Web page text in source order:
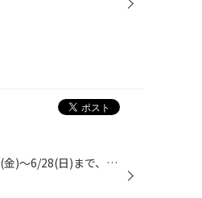
いつも当店をご利用いただきましてありがとうございます。 6/19(金)～6/28(日)まで、コクピット・タイヤ館におきまして、 期間限定！ サイズ限定！！ 数量限定！！！ お得にお買い求めいただける、「タイヤスペシャルプライスデー」がスタートします！ お得なタイヤのご紹介！！ ワゴンR、N-BOX、タ...